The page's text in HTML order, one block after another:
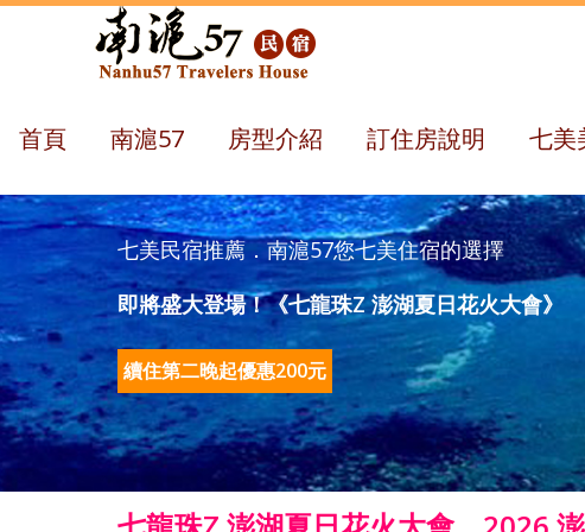
首頁 南滬57 房型介紹 訂住房說明 七美
七美民宿推薦．南滬57您七美住宿的選擇
即將盛大登場！《七龍珠Z 澎湖夏日花火大會》
續住第二晚起優惠200元